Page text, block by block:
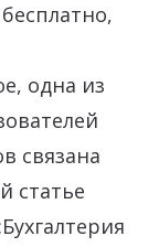
одна из
связана
статье